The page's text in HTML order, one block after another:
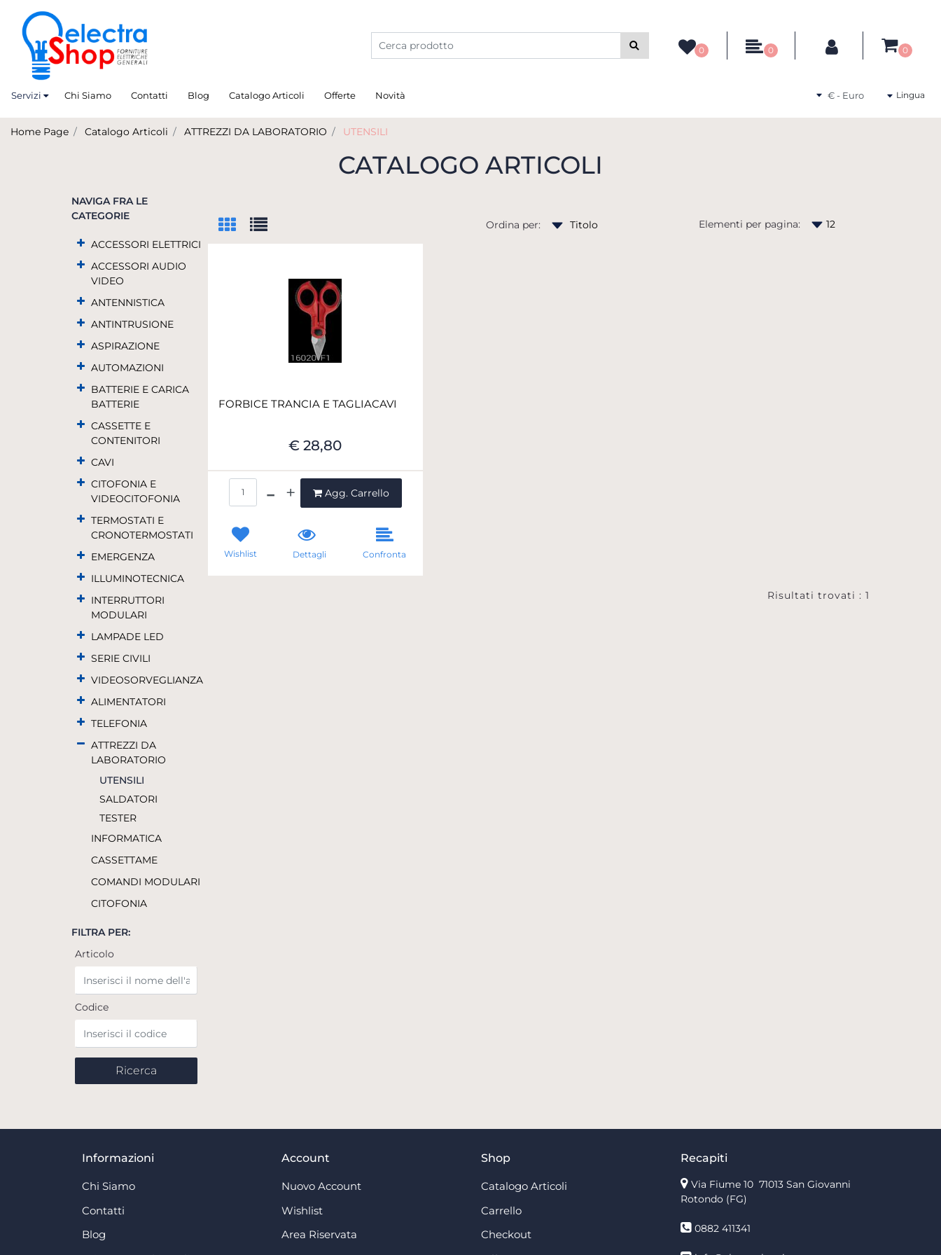
0 0 0
Servizi Chi Siamo Contatti Blog Catalogo Articoli Offerte Novità Seleziona una valuta
Lingua
Home Page Catalogo Articoli ATTREZZI DA LABORATORIO UTENSILI
CATALOGO ARTICOLI
NAVIGA FRA LE
CATEGORIE
ACCESSORI ELETTRICI
ACCESSORI AUDIO
VIDEO
ANTENNISTICA
ANTINTRUSIONE
ASPIRAZIONE
AUTOMAZIONI
BATTERIE E CARICA
BATTERIE
CASSETTE E
CONTENITORI
CAVI
CITOFONIA E
VIDEOCITOFONIA
TERMOSTATI E
CRONOTERMOSTATI
EMERGENZA
ILLUMINOTECNICA
INTERRUTTORI
MODULARI
LAMPADE LED
SERIE CIVILI
VIDEOSORVEGLIANZA
ALIMENTATORI
TELEFONIA
ATTREZZI DA
LABORATORIO
UTENSILI
SALDATORI
TESTER
INFORMATICA
CASSETTAME
COMANDI MODULARI
CITOFONIA
FILTRA PER:
Articolo
Codice
Ordina per: Elementi per pagina:
FORBICE TRANCIA E TAGLIACAVI
€ 28,80
Agg. Carrello
Wishlist Dettagli Confronta
Risultati trovati : 1
Informazioni
Chi Siamo
Contatti
Blog
Account
Nuovo Account
Wishlist
Area Riservata
Shop
Catalogo Articoli
Carrello
Checkout
Recapiti
Via Fiume 10 71013 San Giovanni
Rotondo (FG)
0882 411341